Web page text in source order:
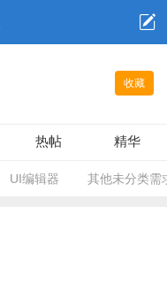
收藏
热帖 精华
UI编辑器 其他未分类需